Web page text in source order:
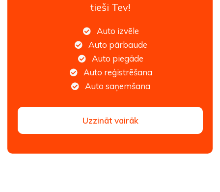
tieši Tev!
Auto izvēle
Auto pārbaude
Auto piegāde
Auto reģistrēšana
Auto saņemšana
Uzzināt vairāk